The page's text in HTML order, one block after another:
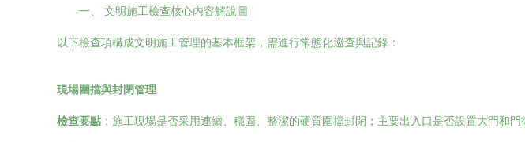
一、 文明施工檢查核心內容解說圖
以下檢查項構成文明施工管理的基本框架，需進行常態化巡查與記錄：
現場圍擋與封閉管理
檢查要點 ：施工現場是否采用連續、穩固、整潔的硬質圍擋封閉；主要出入口是否設置大門和